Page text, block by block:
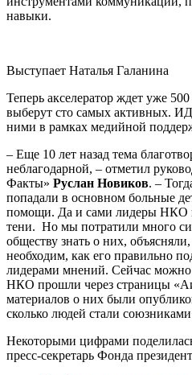
навыки.
Выступает Наталья Галанина
Теперь акселератор ждет уже
выберут сто самых активных.
ними в рамках медийной
– Еще 10 лет назад тема
неблагодарной, – отметил
Факты» Руслан Новиков. –
попадали в основном больные
помощи. Да и сами лидеры НКО
тени. Но мы потратили много
обществу знать о них,
необходим, как его правильно
лидерами мнений. Сейчас можно
НКО прошли через страницы
материалов о них были
сколько людей стали
Некоторыми цифрами
пресс-секретарь Фонда